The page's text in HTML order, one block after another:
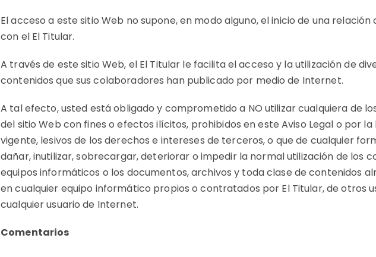
El acceso a este sitio Web no supone, en modo alguno, el inicio de una
con el El Titular.
A través de este sitio Web, el El Titular le facilita el acceso y la utilización de
contenidos que sus colaboradores han publicado por medio de Internet.
A tal efecto, usted está obligado y comprometido a NO utilizar cualquiera de
del sitio Web con fines o efectos ilícitos, prohibidos en este Aviso Legal o por la
vigente, lesivos de los derechos e intereses de terceros, o que de cualquier
dañar, inutilizar, sobrecargar, deteriorar o impedir la normal utilización de los
equipos informáticos o los documentos, archivos y toda clase de contenidos
en cualquier equipo informático propios o contratados por El Titular, de otros
cualquier usuario de Internet.
Comentarios